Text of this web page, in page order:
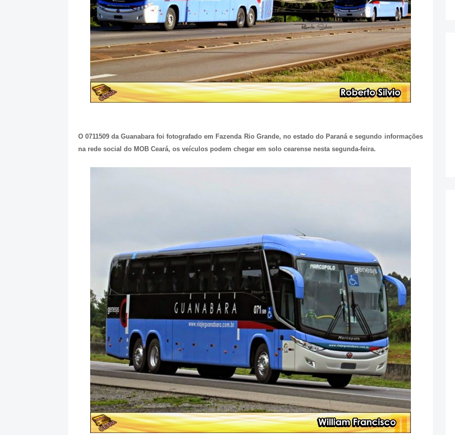
O 0711509 da Guanabara foi fotografado em Fazenda Rio Grande, no estado do Paraná e segundo informações
na rede social do MOB Ceará, os veículos podem chegar em solo cearense nesta segunda-feira.